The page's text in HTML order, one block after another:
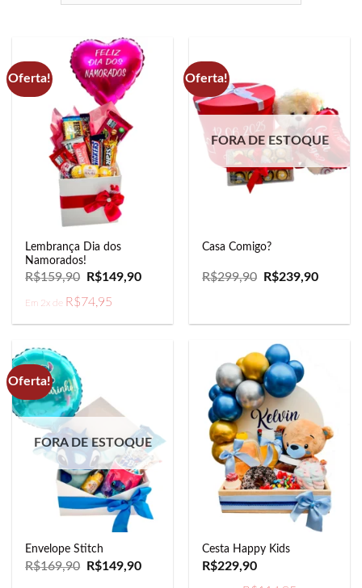
Oferta!
Lembrança Dia dos
Namorados!
R$159,90
O
preço
original
era:
R$149,90O
Em 2x de R$74,95
Oferta!
FORA DE ESTOQUE
Casa Comigo?
R$299,90
O
preço
R$239,90O
Oferta!
FORA DE ESTOQUE
Envelope Stitch
R$169,90
O
preço
R$149,90O
Cesta Happy Kids
R$229,90